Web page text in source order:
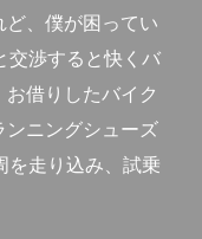
、僕が困ってい
交渉すると快くバ
借りしたバイク
ンニングシューズ
を走り込み、試乗